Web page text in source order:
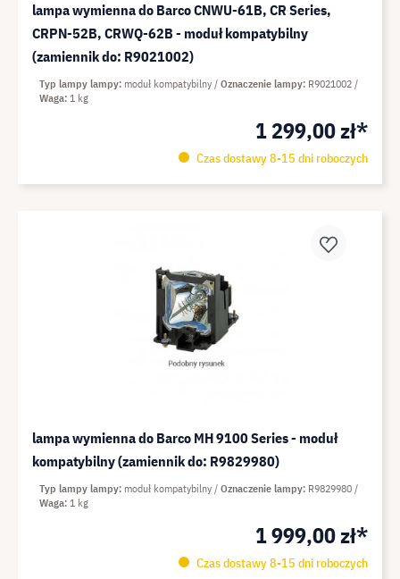
lampa wymienna do Barco CNWU-61B, CR Series,
CRPN-52B, CRWQ-62B - moduł kompatybilny
(zamiennik do: R9021002)
1 299,00 zł*
Czas dostawy 8-15 dni roboczych
Typ lampy lampy moduł kompatybilny Oznaczenie lampy R9021002
Waga 1 kg
lampa wymienna do Barco MH 9100 Series - moduł
kompatybilny (zamiennik do: R9829980)
1 999,00 zł*
Czas dostawy 8-15 dni roboczych
Typ lampy lampy moduł kompatybilny Oznaczenie lampy R9829980
Waga 1 kg